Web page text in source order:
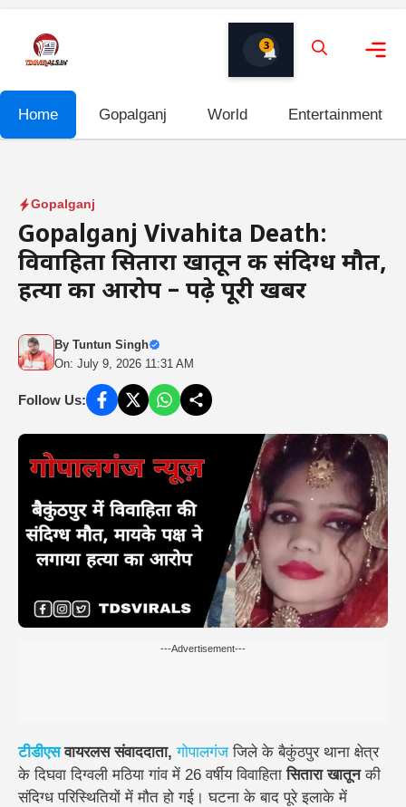
content
3
Home Gopalganj World Entertainment
Gopalganj
Gopalganj Vivahita Death:
विवाहिता सितारा खातून की संदिग्ध मौत,
हत्या का आरोप – पढ़े पूरी खबर
By Tuntun Singh
On: July 9, 2026 11:31 AM
Follow Us:
---Advertisement---
टीडीएसवायरलस संवाददाता, गोपालगंजजिले के बैकुंठपुर थाना क्षेत्र
के दिघवा दिग्वली मठिया गांव में 26 वर्षीय विवाहितासितारा खातूनकी
संदिग्ध परिस्थितियों में मौत हो गई। घटना के बाद पूरे इलाके में